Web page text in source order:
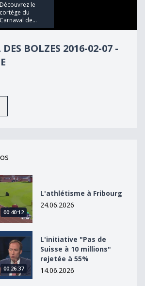
Découvrez le
cortège du
Carnaval de...
BOLZES 2016-02-07 -
à Fribourg
00:40:12
L'athlétisme à Fribourg
24.06.2026
&quot;Pas de Suisse à 10
00:26:37
L'initiative "Pas de
Suisse à 10 millions"
rejetée à 55%
14.06.2026